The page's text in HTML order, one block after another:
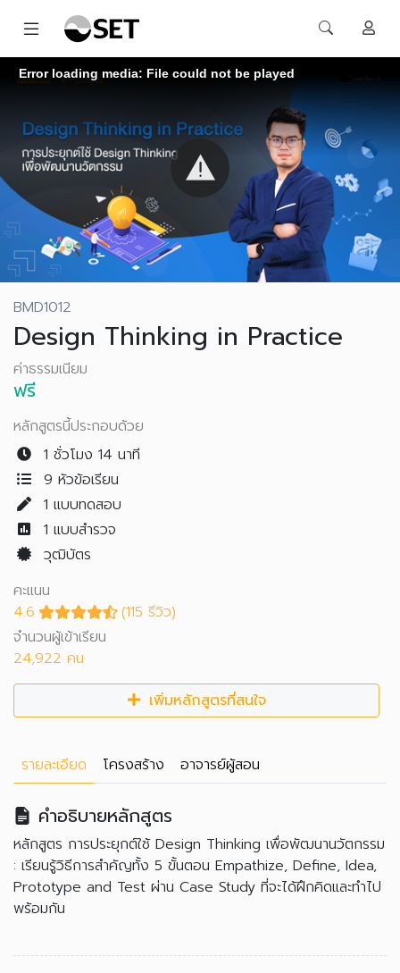
Error loading media: File could not be played
BMD1012
Design Thinking in Practice
ค่าธรรมเนียม
ฟรี
หลักสูตรนี้ประกอบด้วย
1 ชั่วโมง 14 นาที
9 หัวข้อเรียน
1 แบบทดสอบ
1 แบบสำรวจ
วุฒิบัตร
คะแนน
4.6
(115 รีวิว)
จำนวนผู้เข้าเรียน
24,922 คน
เพิ่มหลักสูตรที่สนใจ
รายละเอียด โครงสร้าง อาจารย์ผู้สอน
คำอธิบายหลักสูตร
หลักสูตร การประยุกต์ใช้ Design Thinking เพื่อพัฒนานวัตกรรม
: เรียนรู้วิธีการสำคัญทั้ง 5 ขั้นตอน Empathize, Define, Idea,
Prototype and Test ผ่าน Case Study ที่จะได้ฝึกคิดและทำไป
พร้อมกัน